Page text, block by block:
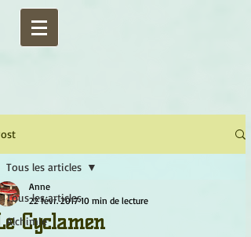
Tous les articles
Alchimie
Tous les articles
Cyclamen
Anne
22 févr. 2017 10 min de lecture